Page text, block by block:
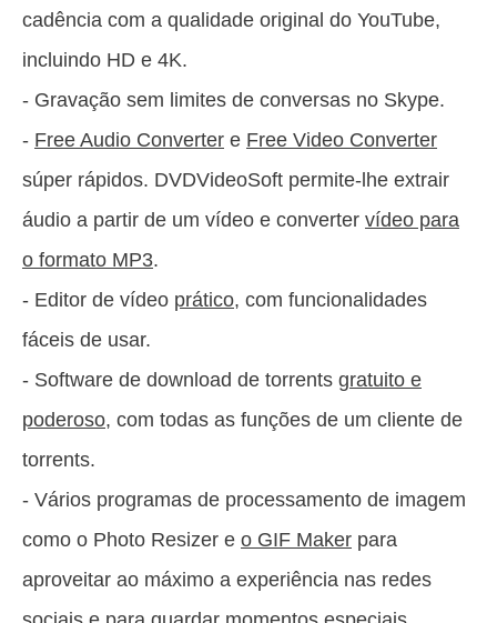
cadência com a qualidade original do YouTube,
incluindo HD e 4K.
- Gravação sem limites de conversas no Skype.
- Free Audio Converter e Free Video Converter
súper rápidos. DVDVideoSoft permite-lhe extrair
áudio a partir de um vídeo e converter vídeo para
o formato MP3.
- Editor de vídeo prático, com funcionalidades
fáceis de usar.
- Software de download de torrents gratuito e
poderoso, com todas as funções de um cliente de
torrents.
- Vários programas de processamento de imagem
como o Photo Resizer e o GIF Maker para
aproveitar ao máximo a experiência nas redes